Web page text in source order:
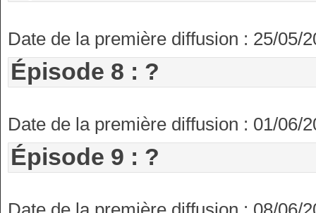
Date de la première diffusion : 25/05/
Épisode 8 : ?
Date de la première diffusion : 01/06/
Épisode 9 : ?